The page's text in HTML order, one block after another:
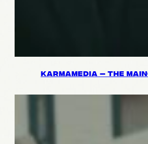
KARMA­ME­DIA — THE